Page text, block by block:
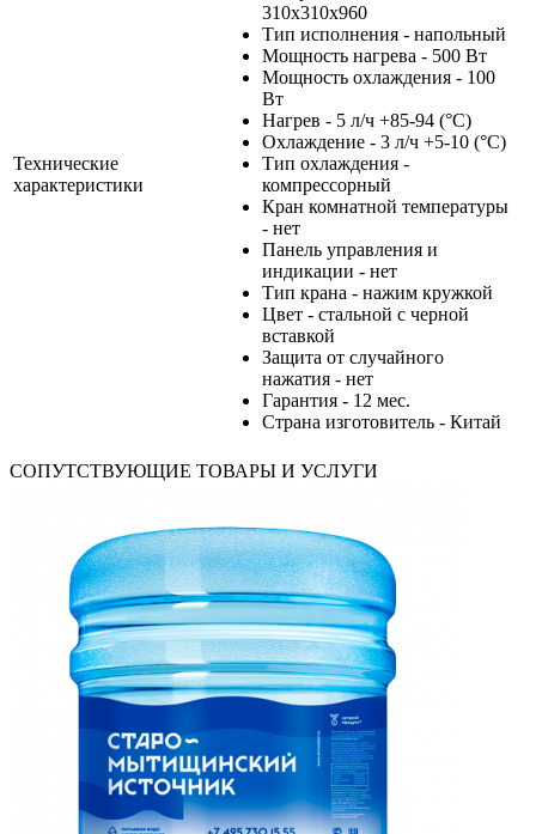
Технические
характеристики
310x310x960
Тип исполнения - напольный
Мощность нагрева - 500 Вт
Мощность охлаждения - 100
Вт
Нагрев - 5 л/ч +85-94 (°С)
Охлаждение - 3 л/ч +5-10 (°С)
Тип охлаждения -
компрессорный
Кран комнатной температуры
- нет
Панель управления и
индикации - нет
Тип крана - нажим кружкой
Цвет - стальной с черной
вставкой
Защита от случайного
нажатия - нет
Гарантия - 12 мес.
Страна изготовитель - Китай
СОПУТСТВУЮЩИЕ ТОВАРЫ И УСЛУГИ